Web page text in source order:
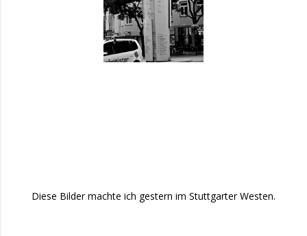
Diese Bilder machte ich gestern im Stuttgarter Westen.